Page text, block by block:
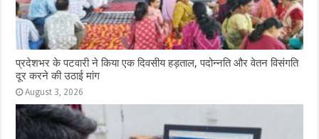
प्रदेशभर के पटवारी ने किया एक दिवसीय हड़ताल, पदोन्नति और वेतन विसंगति
दूर करने की उठाई मांग
August 3, 2026